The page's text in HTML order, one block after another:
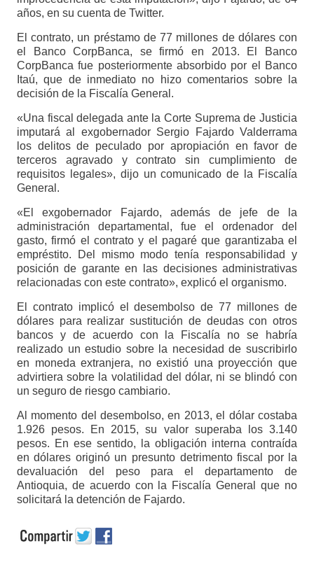
años, en su cuenta de Twitter.
El contrato, un préstamo de 77 millones de dólares con
el Banco CorpBanca, se firmó en 2013. El Banco
CorpBanca fue posteriormente absorbido por el Banco
Itaú, que de inmediato no hizo comentarios sobre la
decisión de la Fiscalía General.
«Una fiscal delegada ante la Corte Suprema de Justicia
imputará al exgobernador Sergio Fajardo Valderrama
los delitos de peculado por apropiación en favor de
terceros agravado y contrato sin cumplimiento de
requisitos legales», dijo un comunicado de la Fiscalía
General.
«El exgobernador Fajardo, además de jefe de la
administración departamental, fue el ordenador del
gasto, firmó el contrato y el pagaré que garantizaba el
empréstito. Del mismo modo tenía responsabilidad y
posición de garante en las decisiones administrativas
relacionadas con este contrato», explicó el organismo.
El contrato implicó el desembolso de 77 millones de
dólares para realizar sustitución de deudas con otros
bancos y de acuerdo con la Fiscalía no se habría
realizado un estudio sobre la necesidad de suscribirlo
en moneda extranjera, no existió una proyección que
advirtiera sobre la volatilidad del dólar, ni se blindó con
un seguro de riesgo cambiario.
Al momento del desembolso, en 2013, el dólar costaba
1.926 pesos. En 2015, su valor superaba los 3.140
pesos. En ese sentido, la obligación interna contraída
en dólares originó un presunto detrimento fiscal por la
devaluación del peso para el departamento de
Antioquia, de acuerdo con la Fiscalía General que no
solicitará la detención de Fajardo.